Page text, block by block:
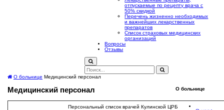
отпускаемые по рецепту врача с
50% скидкой
Перечень жизненно необходимых
и важнейших лекарственных
препаратов
Список страховых медицинских
организаций
Вопросы
Отзывы
О больнице Медицинский персонал
Медицинский персонал
Персональный список врачей Кулинской ЦРБ
О больнице